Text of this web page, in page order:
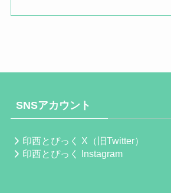
SNSアカウント
印西とぴっく X（旧Twitter）
印西とぴっく Instagram